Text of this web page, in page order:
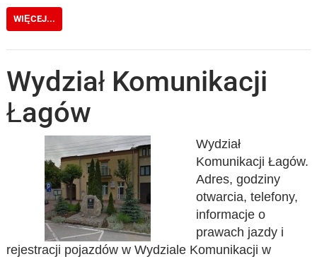
WIĘCEJ...
Wydział Komunikacji
Łagów
Wydział
Komunikacji Łagów.
Adres, godziny
otwarcia, telefony,
informacje o
prawach jazdy i
rejestracji pojazdów w Wydziale Komunikacji w